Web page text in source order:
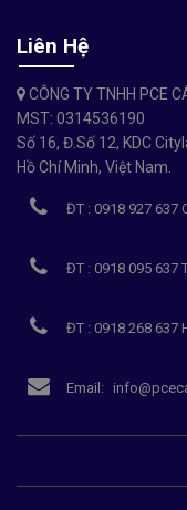
Liên Hệ
CÔNG TY TNHH PCE
MST: 0314536190
Số 16, Đ.Số 12, KDC
Hồ Chí Minh, Việt Nam.
ĐT : 0918 927 637
ĐT : 0918 095 637
ĐT : 0918 268 637
Email: